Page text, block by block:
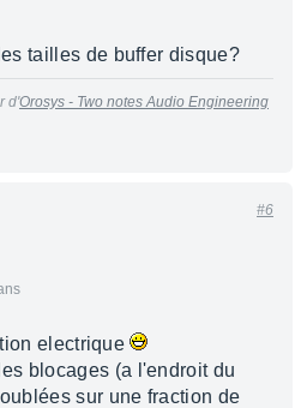
tailles de buffer disque?
d'Orosys - Two notes Audio Engineering
#6
electrique
blocages (a l'endroit du
sur une fraction de